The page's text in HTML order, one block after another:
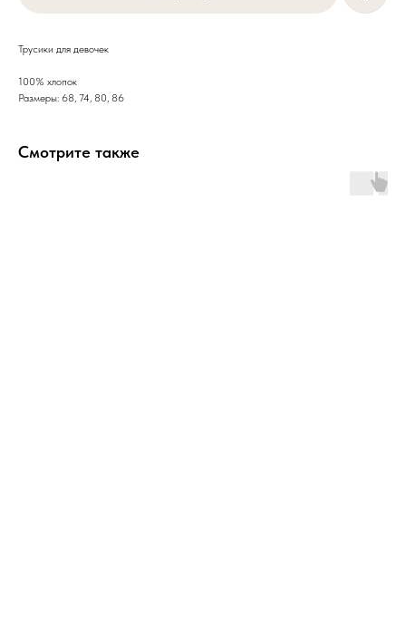
Трусики для девочек
100% хлопок
Размеры: 68, 74, 80, 86
Смотрите также